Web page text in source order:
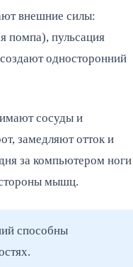
внешние силы:
помпа), пульсация
односторонний
сосуды и
замедляют отток и
за компьютером ноги
мышц.
способны